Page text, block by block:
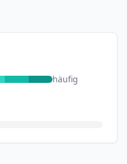
häufig